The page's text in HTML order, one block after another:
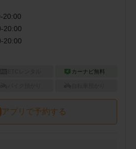
-20:00
20:00
20:00
カーナビ無料
アプリで予約する